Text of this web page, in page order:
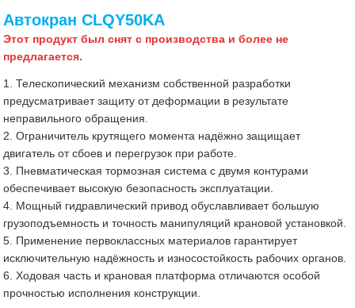
Автокран CLQY50KA
Этот продукт был снят с производства и более не
предлагается.
1. Телескопический механизм собственной разработки
предусматривает защиту от деформации в результате
неправильного обращения.
2. Ограничитель крутящего момента надёжно защищает
двигатель от сбоев и перегрузок при работе.
3. Пневматическая тормозная система с двумя контурами
обеспечивает высокую безопасность эксплуатации.
4. Мощный гидравлический привод обуславливает большую
грузоподъемность и точность манипуляций крановой установкой.
5. Применение первоклассных материалов гарантирует
исключительную надёжность и износостойкость рабочих органов.
6. Ходовая часть и крановая платформа отличаются особой
прочностью исполнения конструкции.